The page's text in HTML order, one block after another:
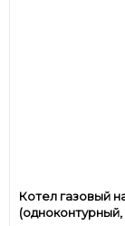
Котел газовый